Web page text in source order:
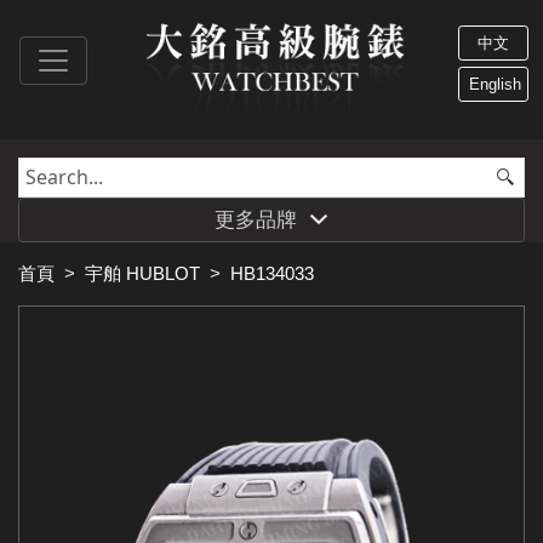
中文
English
更多品牌
首頁 > 宇舶 HUBLOT > HB134033